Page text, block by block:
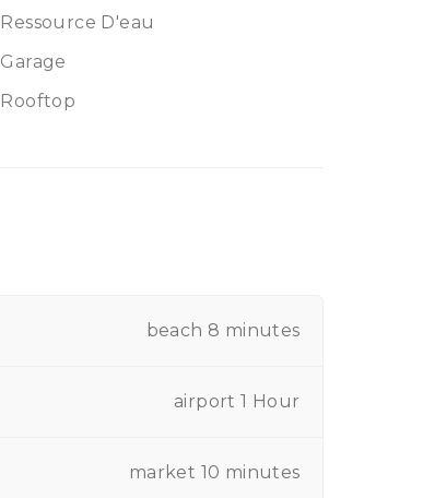
Ressource D'eau
Garage
Rooftop
beach 8 minutes
airport 1 Hour
market 10 minutes